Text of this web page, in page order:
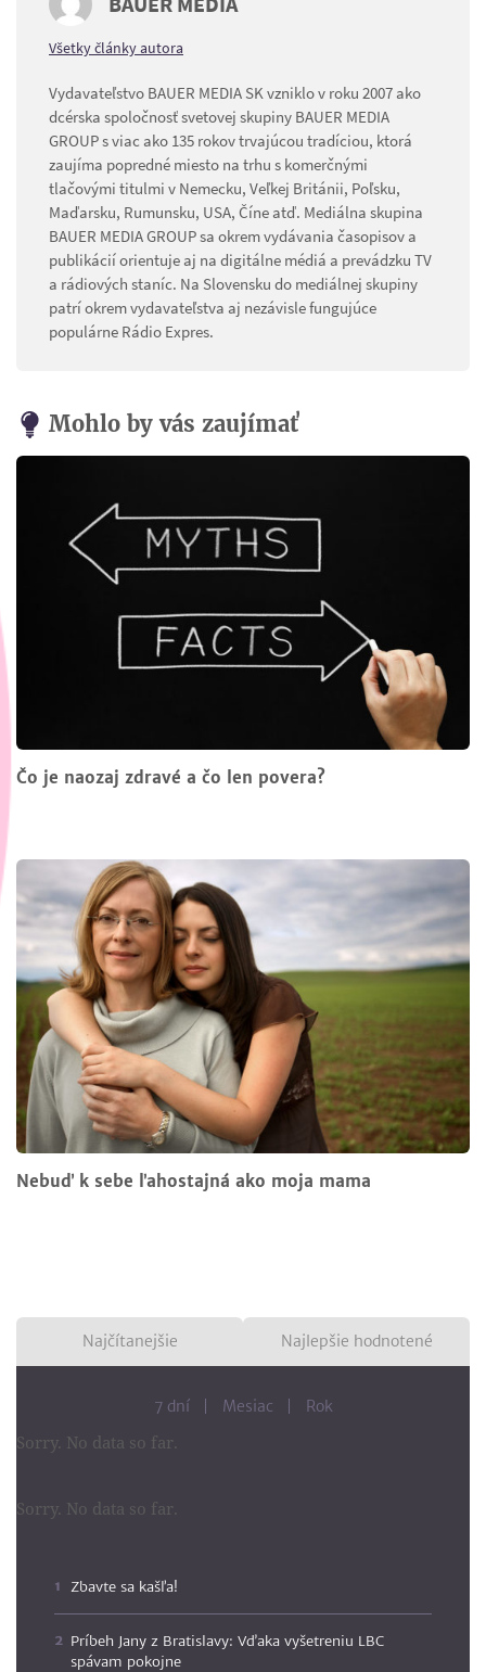
Všetky články autora
Vydavateľstvo BAUER MEDIA SK vzniklo v roku 2007 ako
dcérska spoločnosť svetovej skupiny BAUER MEDIA
GROUP s viac ako 135 rokov trvajúcou tradíciou, ktorá
zaujíma popredné miesto na trhu s komerčnými
tlačovými titulmi v Nemecku, Veľkej Británii, Poľsku,
Maďarsku, Rumunsku, USA, Číne atď. Mediálna skupina
BAUER MEDIA GROUP sa okrem vydávania časopisov a
publikácií orientuje aj na digitálne médiá a prevádzku TV
a rádiových staníc. Na Slovensku do mediálnej skupiny
patrí okrem vydavateľstva aj nezávisle fungujúce
populárne Rádio Expres.
Mohlo by vás zaujímať
Čo je naozaj zdravé a čo len povera?
Nebuď k sebe ľahostajná ako moja mama
Najčítanejšie Najlepšie hodnotené
7 dní Mesiac Rok
Sorry. No data so far.
Sorry. No data so far.
Zbavte sa kašľa!
Príbeh Jany z Bratislavy: Vďaka vyšetreniu LBC
spávam pokojne